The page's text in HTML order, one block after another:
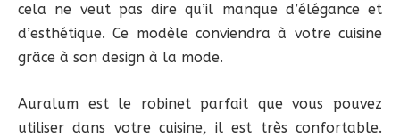
cela ne veut pas dire qu’il manque d’élégance et
d’esthétique. Ce modèle conviendra à votre cuisine
grâce à son design à la mode.
Auralum est le robinet parfait que vous pouvez
utiliser dans votre cuisine, il est très confortable.